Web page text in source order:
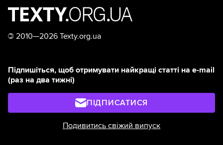
© 2010—2026 Texty.org.ua
Підпишіться, щоб отримувати найкращі статті на e-mail
(раз на два тижні)
ПІДПИСАТИСЯ
Подивитись свіжий випуск